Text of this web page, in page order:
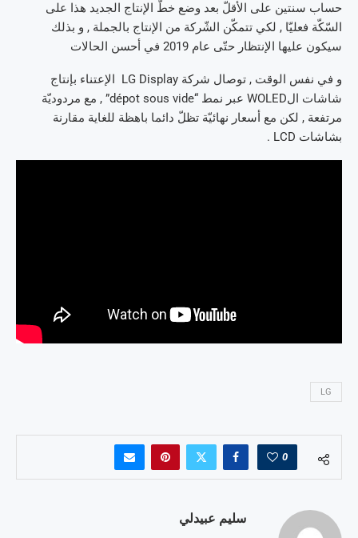
حساب سنتين على الأقلّ بعد وضع خطّ الإنتاج الجديد هذا على
السّكّة فعليّا , لكي تتمكّن الشّركة من الإنتاج بالجملة , و بذلك
سيكون عليها الإنتظار حتّى عام 2019 في أحسن الحالات
و في نفس الوقت , توصال شركة LG Display الإعتناء بإنتاج
شاشات الWOLED عبر نمط “dépot sous vide” , مع مردوديّة
مرتفعة , لكن مع أسعار نهائيّة تظلّ دائما باهظة للغاية مقارنة
بشاشات LCD .
LG
0
سليم عبيدلي